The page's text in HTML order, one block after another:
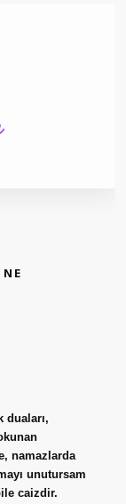
duaları,
namazlarda
unutursam
caizdir.